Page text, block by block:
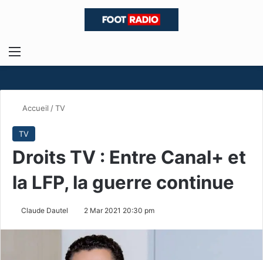
Menu
Accueil /TV
TV
Droits TV : Entre Canal+ et
la LFP, la guerre continue
Claude Dautel 2 Mar 2021 20:30 pm